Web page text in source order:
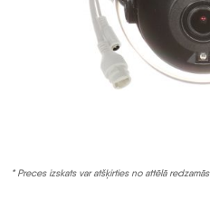
* Preces izskats var atšķirties no attēlā redzamās